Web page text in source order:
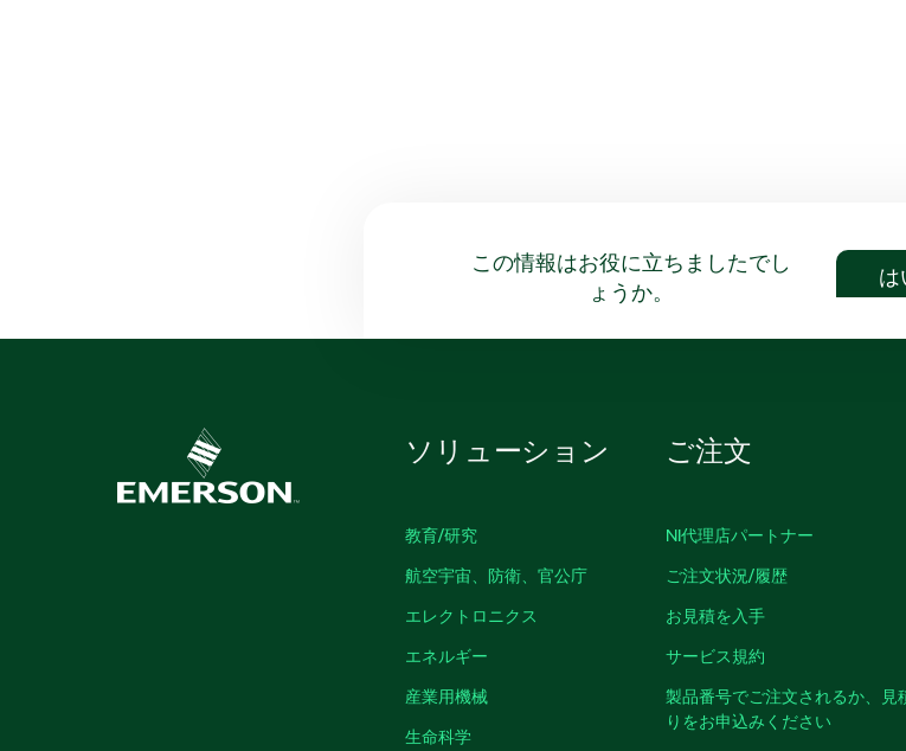
この情報はお役に立ちましたでし
ょうか。
は
ソリューション
教育/研究
航空宇宙、防衛、官公庁
エレクトロニクス
エネルギー
産業用機械
生命科学
ご注文
NI代理店パートナー
ご注文状況/履歴
お見積を入手
サービス規約
製品番号でご注文されるか、見
りをお申込みください